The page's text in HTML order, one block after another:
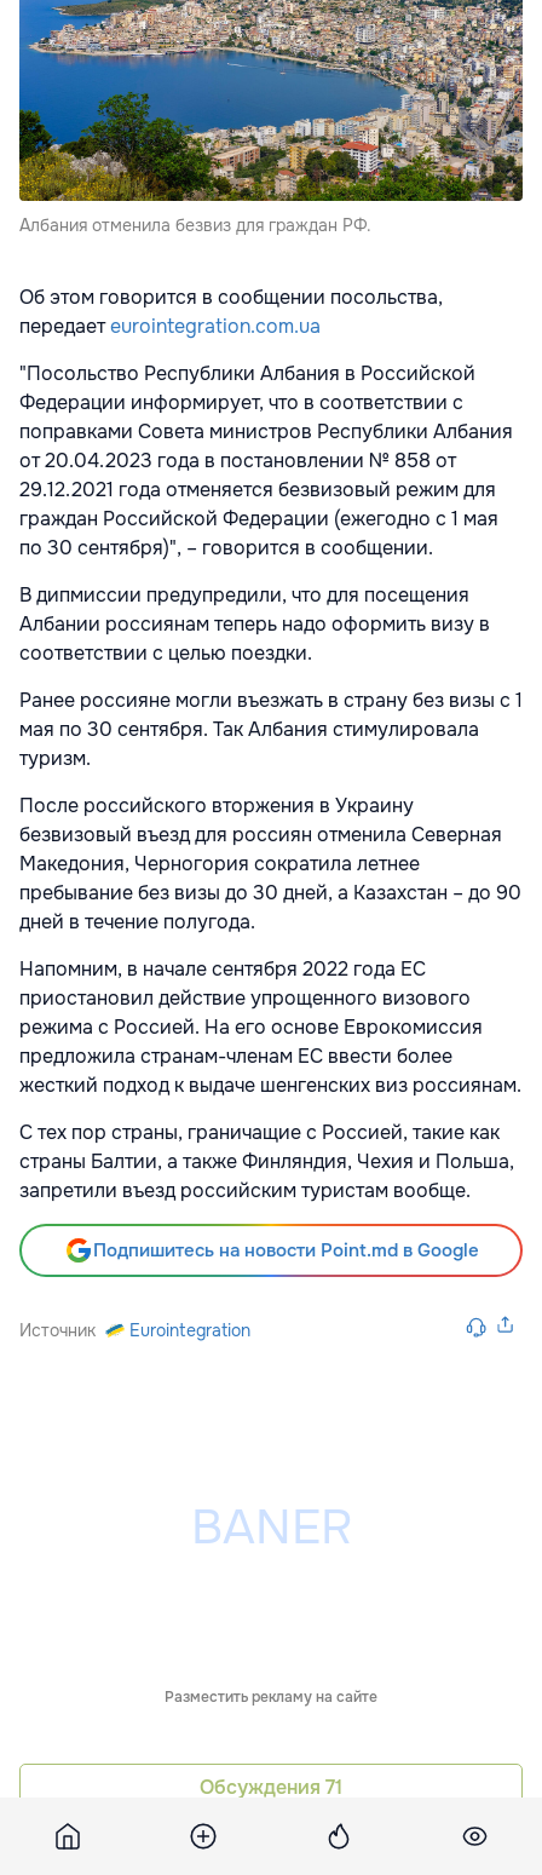
Албания отменила безвиз для граждан РФ.
Об этом говорится в сообщении посольства,
передаетeurointegration.com.ua
"Посольство Республики Албания в Российской
Федерации информирует, что в соответствии с
поправками Совета министров Республики Албания
от 20.04.2023 года в постановлении № 858 от
29.12.2021 года отменяется безвизовый режим для
граждан Российской Федерации (ежегодно с 1 мая
по 30 сентября)", – говорится в сообщении.
В дипмиссии предупредили, что для посещения
Албании россиянам теперь надо оформить визу в
соответствии с целью поездки.
Ранее россияне могли въезжать в страну без визы с 1
мая по 30 сентября. Так Албания стимулировала
туризм.
После российского вторжения в Украину
безвизовый въезд для россиян отменила Северная
Македония, Черногория сократила летнее
пребывание без визы до 30 дней, а Казахстан – до 90
дней в течение полугода.
Напомним, в начале сентября 2022 года ЕС
приостановил действие упрощенного визового
режима с Россией. На его основе Еврокомиссия
предложила странам-членам ЕС ввести более
жесткий подход к выдаче шенгенских виз россиянам.
С тех пор страны, граничащие с Россией, такие как
страны Балтии, а также Финляндия, Чехия и Польша,
запретили въезд российским туристам вообще.
Подпишитесь на новости Point.md в Google
Источник Eurointegration
Разместить рекламу на сайте
Обсуждения 71